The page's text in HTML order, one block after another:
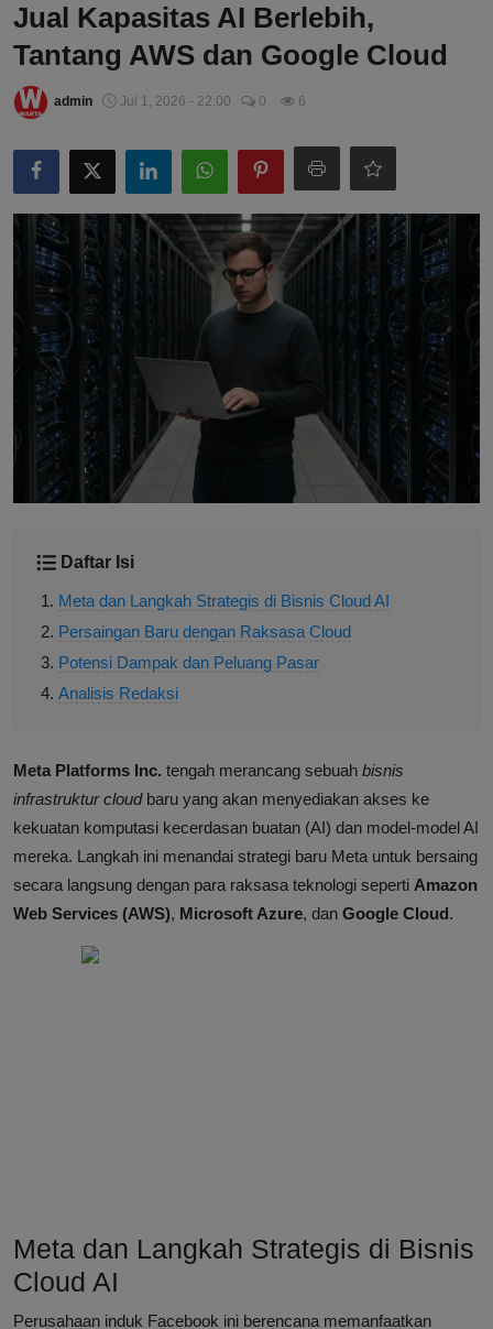
Jual Kapasitas AI Berlebih,
Tantang AWS dan Google Cloud
admin Jul 1, 2026 - 22:00 0 6
Daftar Isi
Meta dan Langkah Strategis di Bisnis Cloud AI
Persaingan Baru dengan Raksasa Cloud
Potensi Dampak dan Peluang Pasar
Analisis Redaksi
Meta Platforms Inc. tengah merancang sebuah bisnis
infrastruktur cloudbaru yang akan menyediakan akses ke
kekuatan komputasi kecerdasan buatan (AI) dan model-model AI
mereka. Langkah ini menandai strategi baru Meta untuk bersaing
secara langsung dengan para raksasa teknologi seperti Amazon
Web Services (AWS), Microsoft Azure, dan Google Cloud.
Meta dan Langkah Strategis di Bisnis
Cloud AI
Perusahaan induk Facebook ini berencana memanfaatkan